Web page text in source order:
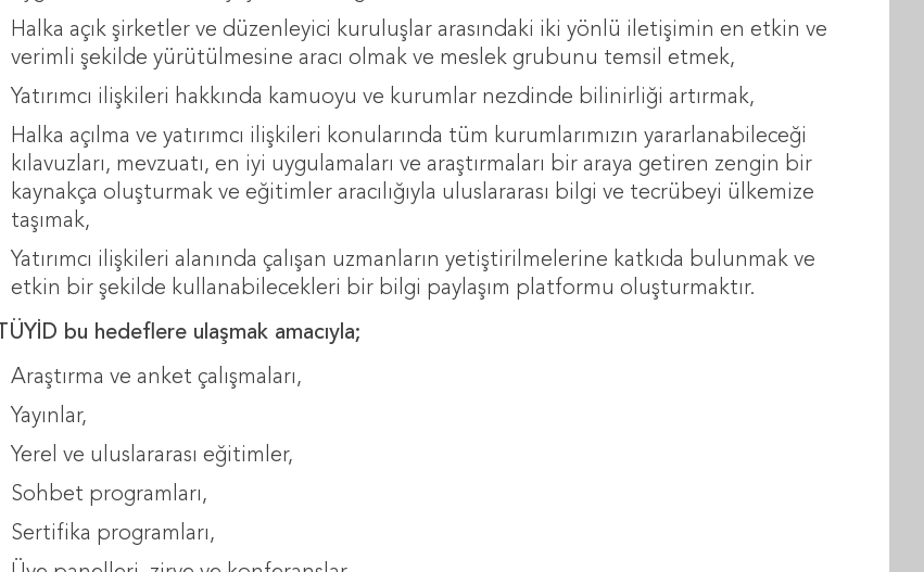
Halka açık şirketler ve düzenleyici kuruluşlar arasındaki iki yönlü iletişimin en etkin ve
verimli şekilde yürütülmesine aracı olmak ve meslek grubunu temsil etmek,
Yatırımcı ilişkileri hakkında kamuoyu ve kurumlar nezdinde bilinirliği artırmak,
Halka açılma ve yatırımcı ilişkileri konularında tüm kurumlarımızın yararlanabileceği
kılavuzları, mevzuatı, en iyi uygulamaları ve araştırmaları bir araya getiren zengin bir
kaynakça oluşturmak ve eğitimler aracılığıyla uluslararası bilgi ve tecrübeyi ülkemize
taşımak,
Yatırımcı ilişkileri alanında çalışan uzmanların yetiştirilmelerine katkıda bulunmak ve
etkin bir şekilde kullanabilecekleri bir bilgi paylaşım platformu oluşturmaktır.
TÜYİD bu hedeflere ulaşmak amacıyla;
Araştırma ve anket çalışmaları,
Yayınlar,
Yerel ve uluslararası eğitimler,
Sohbet programları,
Sertifika programları,